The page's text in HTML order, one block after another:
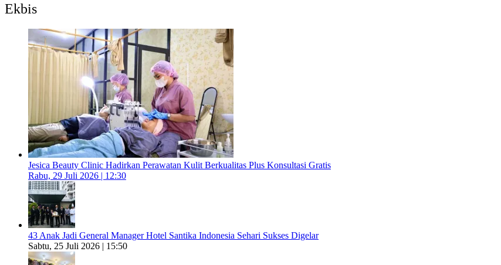
Ekbis
Jesica Beauty Clinic Hadirkan Perawatan Kulit Berkualitas Plus Konsultasi Gratis
Rabu, 29 Juli 2026 | 12:30
43 Anak Jadi General Manager Hotel Santika Indonesia Sehari Sukses Digelar
Sabtu, 25 Juli 2026 | 15:50